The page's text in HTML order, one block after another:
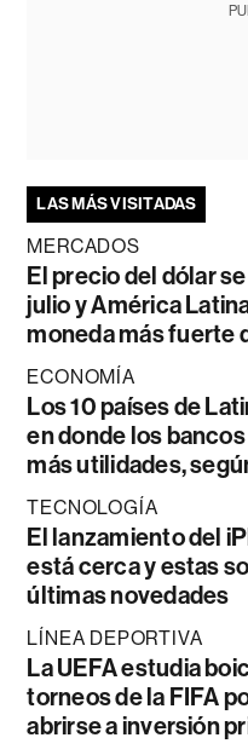
LAS MÁS VISITADAS
MERCADOS
El precio del dólar
julio y América
moneda más fuerte
ECONOMÍA
Los 10 países de
en donde los
más utilidades,
TECNOLOGÍA
El lanzamiento del
está cerca y estas
últimas novedades
LÍNEA DEPORTIVA
La UEFA estudia
torneos de la FIFA
abrirse a inversión